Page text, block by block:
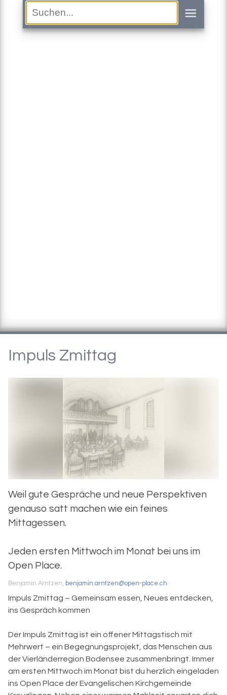
Impuls Zmittag
Weil gute Gespräche und neue Perspektiven
genauso satt machen wie ein feines
Mittagessen.
Jeden ersten Mittwoch im Monat bei uns im
Open Place.
Benjamin Arntzen, benjamin.arntzen@open-place.ch
Impuls Zmittag – Gemeinsam essen, Neues entdecken,
ins Gespräch kommen
Der Impuls Zmittag ist ein offener Mittagstisch mit
Mehrwert – ein Begegnungsprojekt, das Menschen aus
der Vierländerregion Bodensee zusammenbringt. Immer
am ersten Mittwoch im Monat bist du herzlich eingeladen
ins Open Place der Evangelischen Kirchgemeinde